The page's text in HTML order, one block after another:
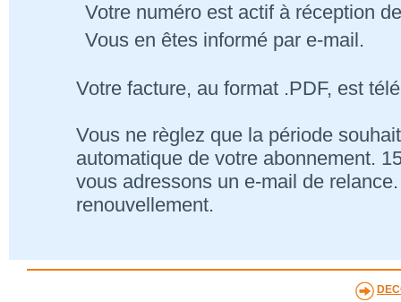
Votre numéro est actif à réception
Vous en êtes informé par e-mail.
Votre facture, au format .PDF, est
Vous ne règlez que la période
automatique de votre abonnement.
vous adressons un e-mail de
renouvellement.